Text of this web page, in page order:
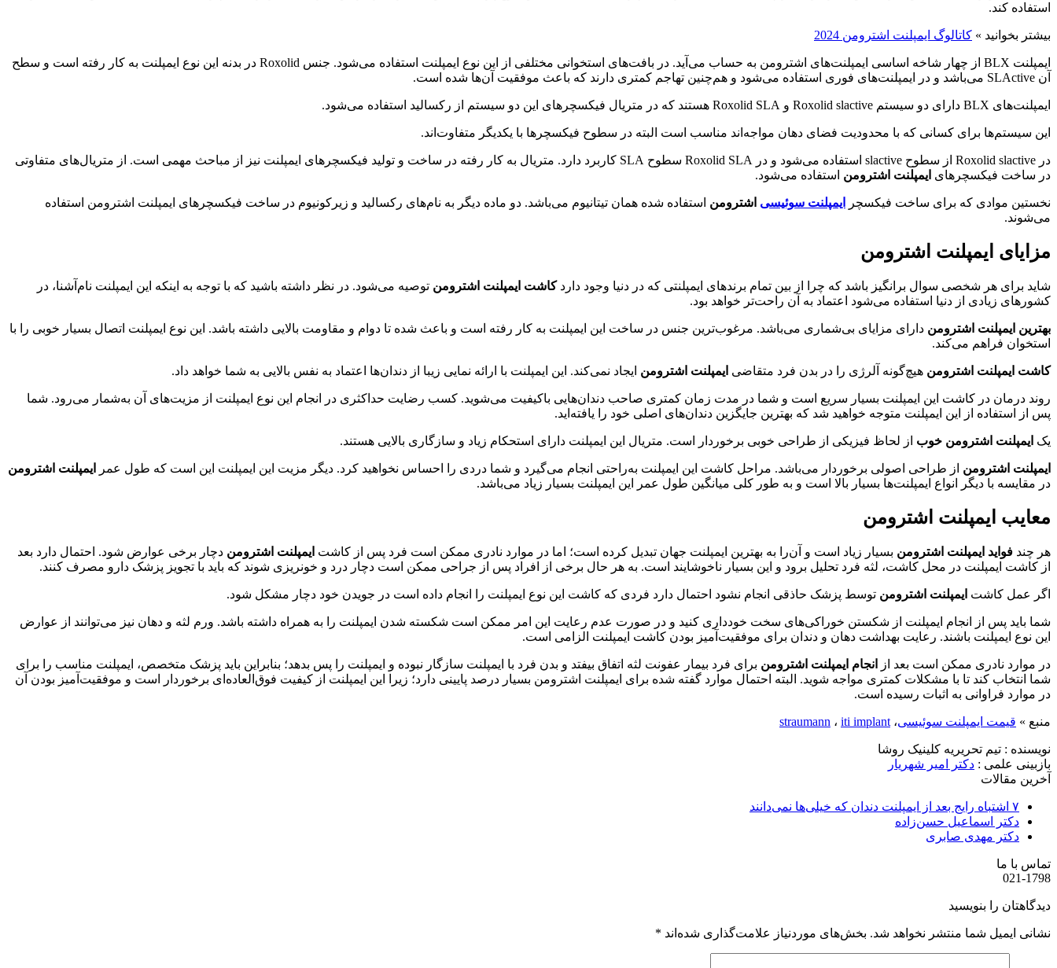
استفاده کند.
بیشتر بخوانید » کاتالوگ ایمپلنت اشترومن 2024
ایمپلنت BLX از چهار شاخه اساسی ایمپلنت‌های اشترومن به حساب می‌آید. در بافت‌های استخوانی مختلفی از این نوع ایمپلنت استفاده می‌شود. جنس Roxolid در بدنه این نوع ایمپلنت به کار رفته است و سطح
آن SLActive می‌باشد و در ایمپلنت‌های فوری استفاده می‌شود و هم‌چنین تهاجم کمتری دارند که باعث موفقیت آن‌ها شده است.
ایمپلنت‌های BLX دارای دو سیستم Roxolid slactive و Roxolid SLA هستند که در متریال فیکسچرهای این دو سیستم از رکسالید استفاده می‌شود.
این سیستم‌ها برای کسانی که با محدودیت فضای دهان مواجه‌اند مناسب است البته در سطوح فیکسچرها با یکدیگر متفاوت‌اند.
در Roxolid slactive از سطوح slactive استفاده می‌شود و در Roxolid SLA سطوح SLA کاربرد دارد. متریال به کار رفته در ساخت و تولید فیکسچرهای ایمپلنت نیز از مباحث مهمی است. از متریال‌های متفاوتی
در ساخت فیکسچرهای ایمپلنت اشترومن استفاده می‌شود.
نخستین موادی که برای ساخت فیکسچر ایمپلنت‌ سوئیسی اشترومن استفاده شده همان تیتانیوم می‌باشد. دو ماده دیگر به نام‌های رکسالید و زیرکونیوم در ساخت فیکسچرهای ایمپلنت اشترومن استفاده
می‌شوند.
مزایای ایمپلنت اشترومن
شاید برای هر شخصی سوال بر‌انگیز باشد که چرا از بین تمام برند‌های ایمپلنتی که در دنیا وجود داردکاشت ایمپلنت اشترومن توصیه می‌شود. در نظر داشته باشید که با توجه به اینکه این ایمپلنت نام‌آشنا، در
کشورهای زیادی از دنیا استفاده می‌شود اعتماد به آن راحت‌تر خواهد بود.
بهترین ایمپلنت اشترومن دارای مزایای بی‌شماری می‌باشد. مرغوب‌ترین جنس در ساخت این ایمپلنت به کار رفته است و باعث شده تا دوام و مقاومت بالایی داشته باشد. این نوع ایمپلنت اتصال بسیار خوبی را با
استخوان فراهم می‌کند.
کاشت ایمپلنت اشترومن هیچ‌گونه آلرژی را در بدن فرد متقاضی ایمپلنت اشترومن ایجاد نمی‌کند. این ایمپلنت با ارائه نمایی زیبا از دندان‌ها اعتماد به نفس بالایی به شما خواهد داد.
روند درمان در کاشت این ایمپلنت بسیار سریع است و شما در مدت زمان کمتری صاحب دندان‌هایی با‌کیفیت می‌شوید. کسب رضایت حداکثری در انجام این نوع ایمپلنت از مزیت‌های آن به‌شمار می‌رود. شما
پس از استفاده از این ایمپلنت متوجه خواهید شد که بهترین جایگزین دندان‌های اصلی خود را یافته‌اید.
یک ایمپلنت اشترومن خوب از لحاظ فیزیکی از طراحی خوبی برخوردار است. متریال این ایمپلنت دارای استحکام زیاد و سازگاری بالایی هستند.
ایمپلنت اشترومن از طراحی اصولی برخوردار می‌باشد. مراحل کاشت این ایمپلنت به‌راحتی انجام می‌گیرد و شما دردی را احساس نخواهید کرد. دیگر مزیت این ایمپلنت این است که طول عمر
ایمپلنت اشترومن
در مقایسه با دیگر انواع ایمپلنت‌ها بسیار بالا است و به طور کلی میانگین طول عمر این ایمپلنت بسیار زیاد می‌باشد.
معایب ایمپلنت اشترومن
هر چند فواید ایمپلنت اشترومن بسیار زیاد است و آن‌را به بهترین ایمپلنت جهان تبدیل کرده است؛ اما در موارد نادری ممکن است فرد پس از کاشت ایمپلنت اشترومن دچار برخی عوارض شود. احتمال دارد بعد
از کاشت ایمپلنت در محل کاشت، لثه فرد تحلیل برود و این بسیار ناخوشایند است. به هر حال برخی از افراد پس از جراحی ممکن است دچار درد و خونریزی شوند که باید با تجویز پزشک دارو مصرف کنند.
اگر عمل کاشت ایمپلنت اشترومن توسط پزشک حاذقی انجام نشود احتمال دارد فردی که کاشت این نوع ایمپلنت را انجام داده است در جویدن خود دچار مشکل شود.
شما باید پس از انجام ایمپلنت از شکستن خوراکی‌های سخت خودداری کنید و در صورت عدم رعایت این امر ممکن است شکسته شدن ایمپلنت را به همراه داشته باشد. ورم لثه و دهان نیز می‌توانند از عوارض
این نوع ایمپلنت باشند. رعایت بهداشت دهان و دندان برای موفقیت‌آمیز بودن کاشت ایمپلنت الزامی است.
در موارد نادری ممکن است بعد از انجام ایمپلنت اشترومن برای فرد بیمار عفونت لثه اتفاق بیفتد و بدن فرد با ایمپلنت سازگار نبوده و ایمپلنت را پس بدهد؛ بنابراین باید پزشک متخصص، ایمپلنت مناسب را برای
شما انتخاب کند تا با مشکلات کمتری مواجه شوید. البته احتمال موارد گفته شده برای ایمپلنت اشترومن بسیار درصد پایینی دارد؛ زیرا این ایمپلنت از کیفیت فوق‌العاده‌ای برخوردار است و موفقیت‌آمیز بودن آن
در موارد فراوانی به اثبات رسیده است.
منبع » قیمت ایمپلنت سوئیسی، straumann ، iti implant
نویسنده : تیم تحریریه کلینیک روشا
بازبینی علمی : دکتر امیر شهریار
آخرین مقالات
۷ اشتباه رایج بعد از ایمپلنت دندان که خیلی‌ها نمی‌دانند
دکتر اسماعیل حسن‌زاده
دکتر مهدی صابری
تماس با ما
021-1798
دیدگاهتان را بنویسید
نشانی ایمیل شما منتشر نخواهد شد. بخش‌های موردنیاز علامت‌گذاری شده‌اند *